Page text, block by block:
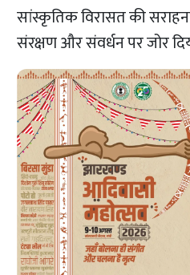
सांस्कृतिक विरासत की
संरक्षण और संवर्धन पर जोर